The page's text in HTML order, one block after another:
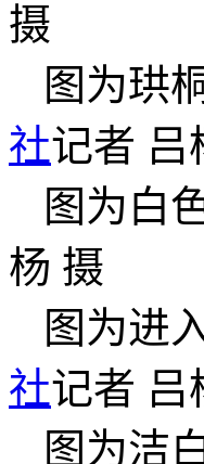
摄
图为珙
社记者 吕
图为白
杨 摄
图为进
社记者 吕
图为洁